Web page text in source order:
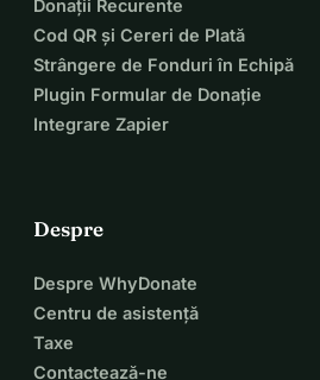
Donații Recurente
Cod QR și Cereri de Plată
Strângere de Fonduri în Echipă
Plugin Formular de Donație
Integrare Zapier
Despre
Despre WhyDonate
Centru de asistență
Taxe
Contactează-ne